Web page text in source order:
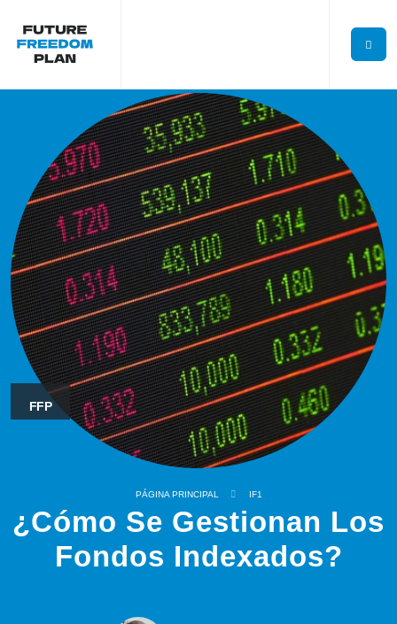
FFP
PÁGINA PRINCIPAL IF1
¿Cómo Se Gestionan Los
Fondos Indexados?